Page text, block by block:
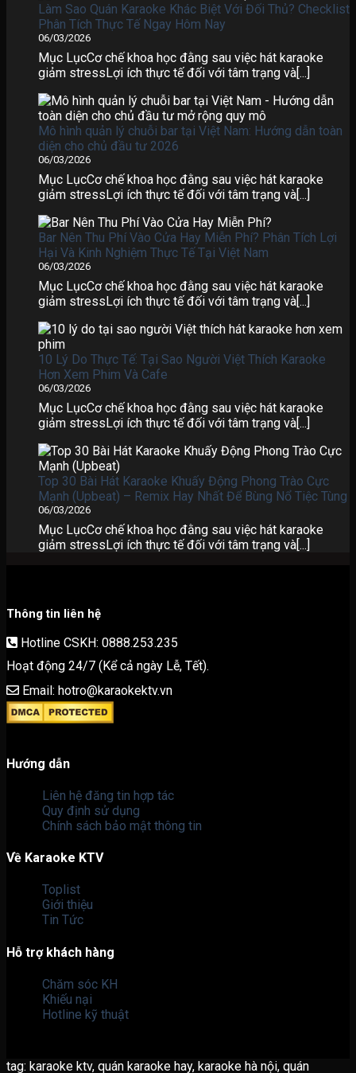
Làm Sao Quán Karaoke Khác Biệt Với Đối Thủ? Checklist
Phân Tích Thực Tế Ngay Hôm Nay
06/03/2026
Mục LụcCơ chế khoa học đằng sau việc hát karaoke
giảm stressLợi ích thực tế đối với tâm trạng và[...]
Mô hình quản lý chuỗi bar tại Việt Nam: Hướng dẫn toàn
diện cho chủ đầu tư 2026
06/03/2026
Mục LụcCơ chế khoa học đằng sau việc hát karaoke
giảm stressLợi ích thực tế đối với tâm trạng và[...]
Bar Nên Thu Phí Vào Cửa Hay Miễn Phí? Phân Tích Lợi
Hại Và Kinh Nghiệm Thực Tế Tại Việt Nam
06/03/2026
Mục LụcCơ chế khoa học đằng sau việc hát karaoke
giảm stressLợi ích thực tế đối với tâm trạng và[...]
10 Lý Do Thực Tế: Tại Sao Người Việt Thích Karaoke
Hơn Xem Phim Và Cafe
06/03/2026
Mục LụcCơ chế khoa học đằng sau việc hát karaoke
giảm stressLợi ích thực tế đối với tâm trạng và[...]
Top 30 Bài Hát Karaoke Khuấy Động Phong Trào Cực
Mạnh (Upbeat) – Remix Hay Nhất Để Bùng Nổ Tiệc Tùng
06/03/2026
Mục LụcCơ chế khoa học đằng sau việc hát karaoke
giảm stressLợi ích thực tế đối với tâm trạng và[...]
Thông tin liên hệ
Hotline CSKH: 0888.253.235
Hoạt động 24/7 (Kể cả ngày Lễ, Tết).
Email: hotro@karaokektv.vn
Hướng dẫn
Liên hệ đăng tin hợp tác
Quy định sử dụng
Chính sách bảo mật thông tin
Về Karaoke KTV
Toplist
Giới thiệu
Tin Tức
Hỗ trợ khách hàng
Chăm sóc KH
Khiếu nại
Hotline kỹ thuật
tag: karaoke ktv, quán karaoke hay, karaoke hà nội, quán